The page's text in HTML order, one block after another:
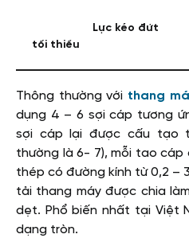
Lực kéo đứt
tối thiểu
Thông thường với thang
dụng 4 – 6 sợi cáp tương
sợi cáp lại được cấu tạo
thường là 6- 7), mỗi tao
thép có đường kính từ 0,2 –
tải thang máy được chia
dẹt. Phổ biến nhất tại Việt
dạng tròn.